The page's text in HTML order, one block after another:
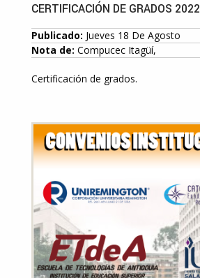
CERTIFICACIÓN DE GRADOS 2022
Publicado: Jueves 18 De Agosto
Nota de: Compucec Itagüí,
Certificación de grados.